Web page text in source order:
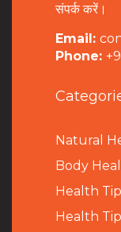
संपर्क करें।
Email:
Phone:
Natural
Body
Health
Health